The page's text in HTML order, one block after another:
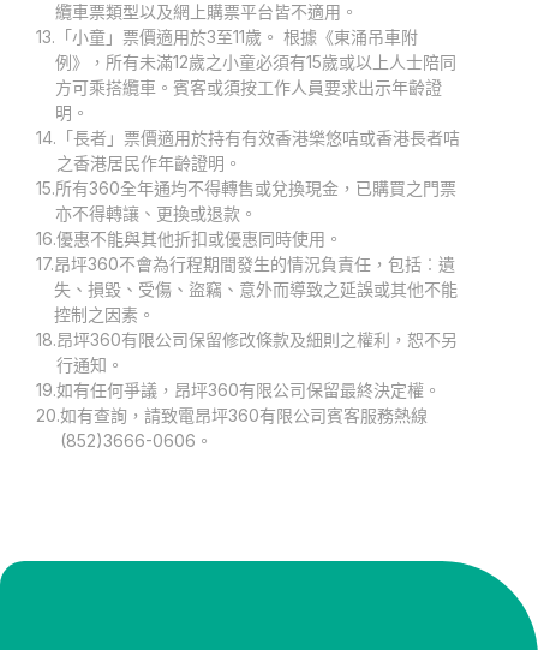
纜車票類型以及網上購票平台皆不適用。
13. 「小童」票價適用於3至11歲。 根據《東涌吊車附
例》，所有未滿12歲之小童必須有15歲或以上人士陪同
方可乘搭纜車。賓客或須按工作人員要求出示年齡證
明。
14. 「長者」票價適用於持有有效香港樂悠咭或香港長者咭
之香港居民作年齡證明。
15.所有360全年通均不得轉售或兌換現金，已購買之門票
亦不得轉讓、更換或退款。
16.優惠不能與其他折扣或優惠同時使用。
17.昂坪360不會為行程期間發生的情況負責任，包括︰遺
失、損毀、受傷、盜竊、意外而導致之延誤或其他不能
控制之因素。
18.昂坪360有限公司保留修改條款及細則之權利，恕不另
行通知。
19.如有任何爭議，昂坪360有限公司保留最終決定權。
20.如有查詢，請致電昂坪360有限公司賓客服務熱線
(852)3666-0606。